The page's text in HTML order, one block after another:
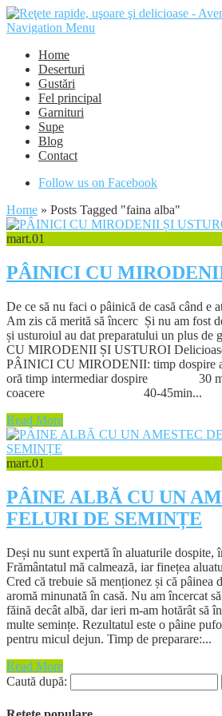
Navigation Menu
Home
Deserturi
Gustări
Fel principal
Garnituri
Supe
Blog
Contact
Follow us on Facebook
Home » Posts Tagged "faina alba"
mart.01
PÂINICI CU
De ce să nu faci o pâinică de casă când e
Am zis că merită să încerc Și nu am fost
și usturoiul au dat preparatului un plus
CU MIRODENII ȘI USTUROI
PÂINICI CU MIRODENII:
oră timp intermediar dospire 30
coacere 40-45min...
Read More
mart.01
PÂINE ALBĂ CU UN
FELURI DE SEMINȚE
Deși nu sunt expertă în aluaturile dospite,
Frământatul mă calmează, iar finețea
Cred că trebuie să menționez și că pâinea
aromă minunată în casă. Nu am încercat
făină decât albă, dar ieri m-am hotărât să
multe semințe. Rezultatul este o pâine
pentru micul dejun. Timp de preparare:...
Read More
Caută după: